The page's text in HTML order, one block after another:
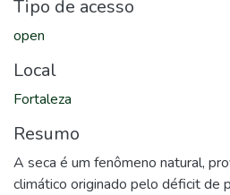
Tipo de acesso
open
Local
Fortaleza
Resumo
A seca é um fenômeno natural,
climático originado pelo déficit de